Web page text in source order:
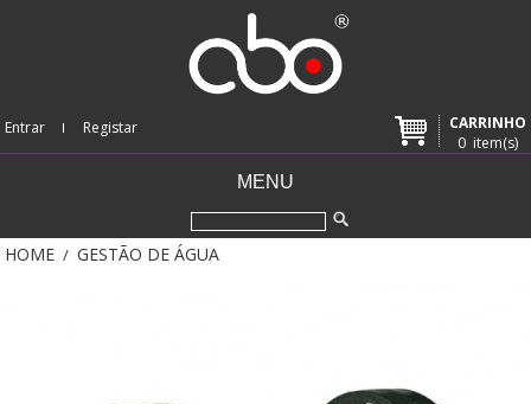
CARRINHO
0item(s)
Entrar Registar
MENU
HOME / GESTÃO DE ÁGUA